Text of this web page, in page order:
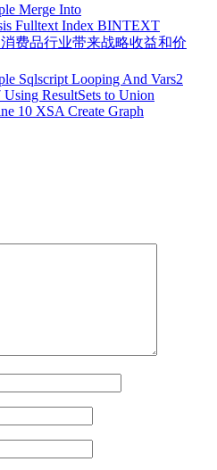
Merge Into
Fulltext Index BINTEXT
费品行业带来战略收益和价
Sqlscript Looping And Vars2
ResultSets to Union
10 XSA Create Graph